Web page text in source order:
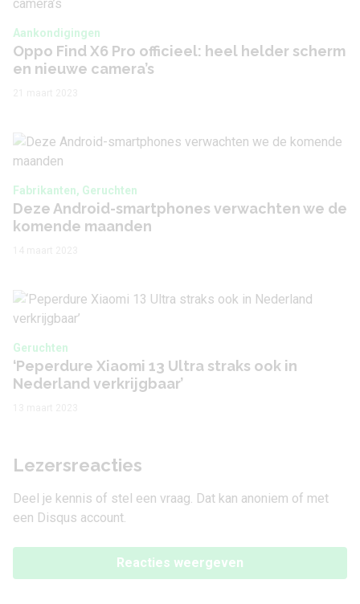
Aankondigingen
Oppo Find X6 Pro officieel: heel helder scherm
en nieuwe camera’s
Fabrikanten, Geruchten
Deze Android-smartphones verwachten we de
komende maanden
Geruchten
‘Peperdure Xiaomi 13 Ultra straks ook in
Nederland verkrijgbaar’
Lezersreacties
Deel je kennis of stel een vraag. Dat kan anoniem of met
een Disqus account.
Reacties weergeven